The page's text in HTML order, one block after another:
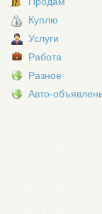
Куплю
Услуги
Работа
Разное
Авто-